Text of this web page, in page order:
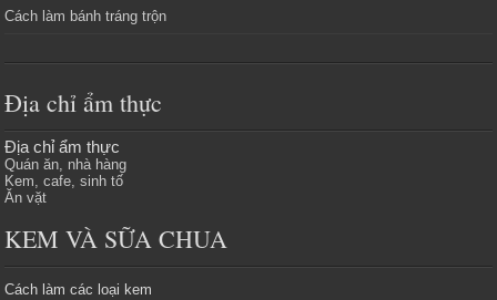
Cách làm bánh tráng trộn
Địa chỉ ẩm thực
Địa chỉ ẩm thực
Quán ăn, nhà hàng
Kem, cafe, sinh tố
Ăn vặt
KEM VÀ SỮA CHUA
Cách làm các loại kem